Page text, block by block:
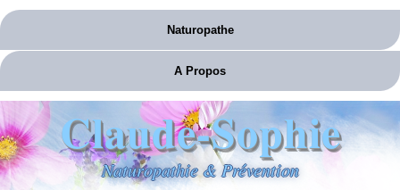
Naturopathe
A Propos
Claude-Sophie
Naturopathie & Prévention